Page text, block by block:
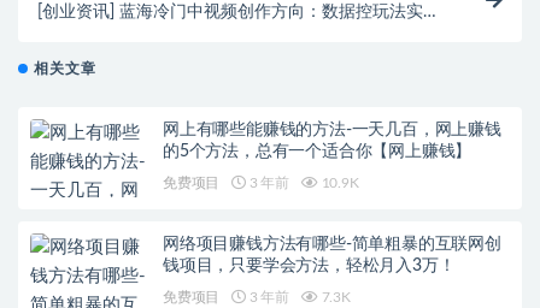
[创业资讯] 蓝海冷门中视频创作方向：数据控玩法实操
相关文章
网上有哪些能赚钱的方法-一天几百，网上赚钱
的5个方法，总有一个适合你【网上赚钱】
免费项目 3 年前 10.9K
网络项目赚钱方法有哪些-简单粗暴的互联网创
钱项目，只要学会方法，轻松月入3万！
免费项目 3 年前 7.3K